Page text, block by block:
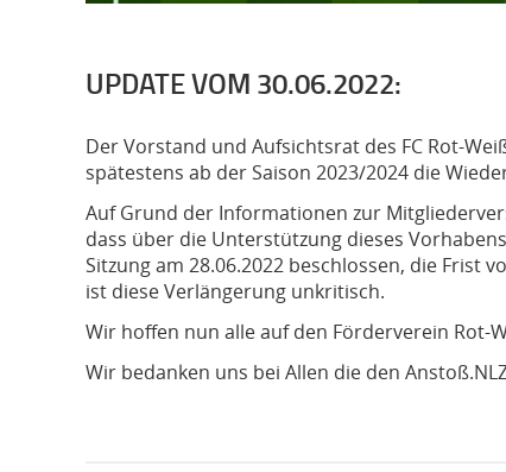
UPDATE VOM 30.06.2022:
Der Vorstand und Aufsichtsrat des FC Rot-
spätestens ab der Saison 2023/2024 die
Auf Grund der Informationen zur
dass über die Unterstützung dieses
Sitzung am 28.06.2022 beschlossen, die Frist
ist diese Verlängerung unkritisch.
Wir hoffen nun alle auf den Förderverein Rot-
Wir bedanken uns bei Allen die den